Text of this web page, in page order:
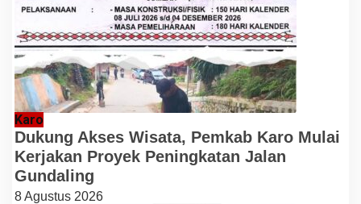
Karo
Dukung Akses Wisata, Pemkab Karo Mulai
Kerjakan Proyek Peningkatan Jalan
Gundaling
8 Agustus 2026